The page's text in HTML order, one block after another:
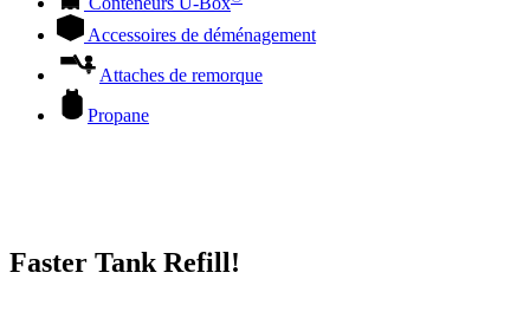
Accessoires de déménagement
Attaches de remorque
Propane
Faster Tank Refill!